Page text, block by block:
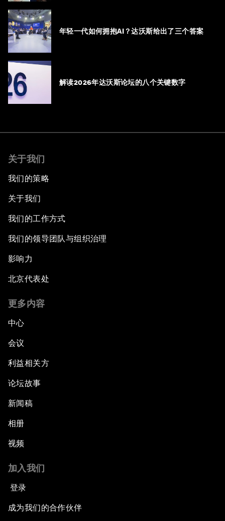
年轻一代如何拥抱AI？达沃斯给出了三个答案
解读2026年达沃斯论坛的八个关键数字
关于我们
我们的策略
关于我们
我们的工作方式
我们的领导团队与组织治理
影响力
北京代表处
更多内容
中心
会议
利益相关方
论坛故事
新闻稿
相册
视频
加入我们
登录
成为我们的合作伙伴